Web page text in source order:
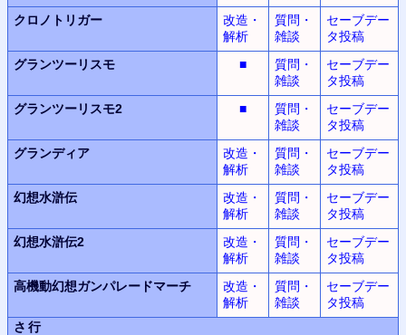
クロノトリガー
改造・
解析
質問・
雑談
セーブデー
タ投稿
グランツーリスモ
■
質問・
雑談
セーブデー
タ投稿
グランツーリスモ2
■
質問・
雑談
セーブデー
タ投稿
グランディア
改造・
解析
質問・
雑談
セーブデー
タ投稿
幻想水滸伝
改造・
解析
質問・
雑談
セーブデー
タ投稿
幻想水滸伝2
改造・
解析
質問・
雑談
セーブデー
タ投稿
高機動幻想ガンパレードマーチ
改造・
解析
質問・
雑談
セーブデー
タ投稿
さ行